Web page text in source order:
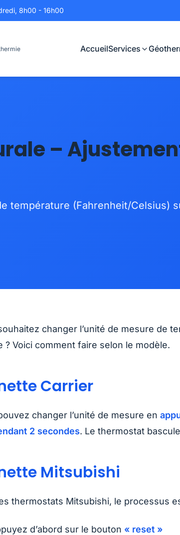
8h00 - 16h00
AccueilServices
–
température (Fahrenheit/Celsius)
changer l’unité de mesure de
? Voici comment faire selon le modèle.
Carrier
changer l’unité de mesure en
2 secondes. Le thermostat
Mitsubishi
thermostats Mitsubishi, le processus
d’abord sur le bouton « reset »